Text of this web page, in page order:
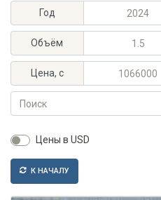
Год
Максимальный год выпуска
Минимальный год выпуска
Объём
Максимальный объём, л
Минимальный объём, л
Цена, с
Максимальная цена, KGS
Минимальная цена, KGS
Поиск
Цены в USD
К НАЧАЛУ